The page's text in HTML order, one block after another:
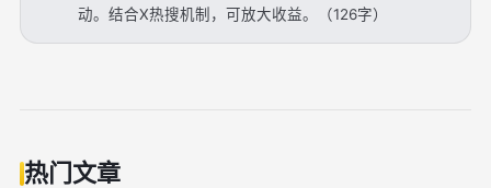
动。结合X热搜机制，可放大收益。（126字）
热门文章